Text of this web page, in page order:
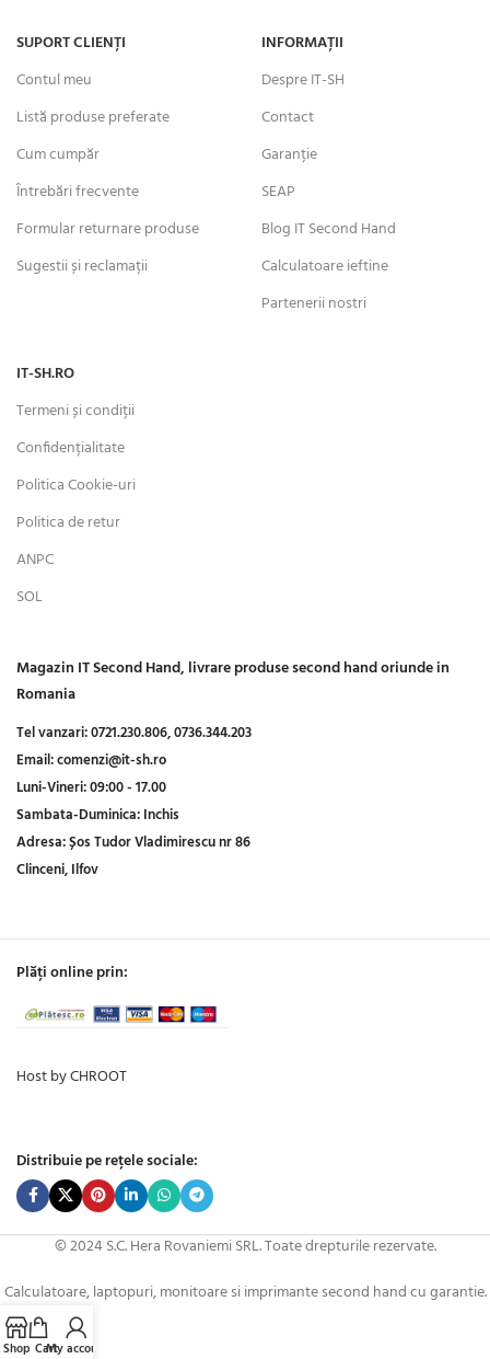
SUPORT CLIENȚI
Contul meu
Listă produse preferate
Cum cumpăr
Întrebări frecvente
Formular returnare produse
Sugestii și reclamații
INFORMAȚII
Despre IT-SH
Contact
Garanție
SEAP
Blog IT Second Hand
Calculatoare ieftine
Partenerii nostri
IT-SH.RO
Termeni și condiții
Confidențialitate
Politica Cookie-uri
Politica de retur
ANPC
SOL
Magazin IT Second Hand, livrare produse second hand oriunde in
Romania
Tel vanzari:0721.230.806,0736.344.203
Email:comenzi@it-sh.ro
Luni-Vineri:09:00 - 17.00
Sambata-Duminica:Inchis
Adresa:Șos Tudor Vladimirescu nr 86
Clinceni, Ilfov
Plăți online prin:
Host by CHROOT
Distribuie pe rețele sociale:
© 2024 S.C. Hera Rovaniemi SRL. Toate drepturile rezervate.
Calculatoare, laptopuri, monitoare si imprimante second hand cu garantie.
Shop CartMy account